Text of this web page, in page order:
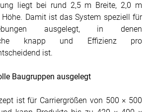
liegt bei rund 2,5 m Breite, 2,0 m
Damit ist das System speziell für
ausgelegt, in denen
knapp und Effizienz pro
ist.
Baugruppen ausgelegt
ist für Carriergrößen von 500 × 500